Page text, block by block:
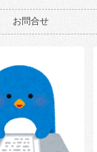
お問合せ